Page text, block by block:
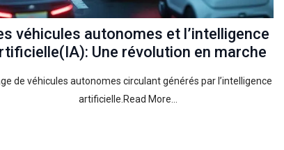
véhicules autonomes et l’intelligence
Une révolution en marche
de véhicules autonomes circulant générés par l’intelligence
artificielle.Read More…